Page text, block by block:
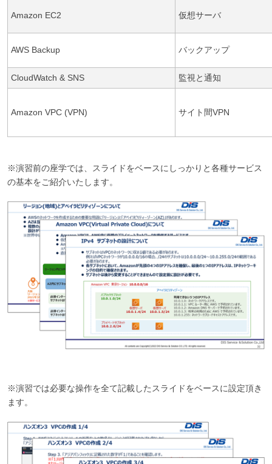
Amazon EC2 仮想サーバ
AWS Backup バックアップ
CloudWatch & SNS 監視と通知
Amazon VPC (VPN) サイト間VPN
※演習前の座学では、スライドをベースにしっかりと各種サービス
の基本をご紹介いたします。
※演習では必要な操作を全て記載したスライドをベースに設定頂き
ます。